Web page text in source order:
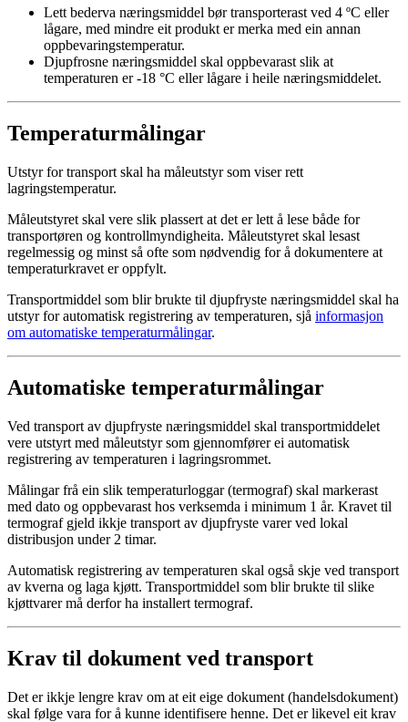
Lett bederva næringsmiddel bør transporterast ved 4 ºC eller
lågare, med mindre eit produkt er merka med ein annan
oppbevaringstemperatur.
Djupfrosne næringsmiddel skal oppbevarast slik at
temperaturen er -18 °C eller lågare i heile næringsmiddelet.
Temperaturmålingar
Utstyr for transport skal ha måleutstyr som viser rett
lagringstemperatur.
Måleutstyret skal vere slik plassert at det er lett å lese både for
transportøren og kontrollmyndigheita. Måleutstyret skal lesast
regelmessig og minst så ofte som nødvendig for å dokumentere at
temperaturkravet er oppfylt.
Transportmiddel som blir brukte til djupfryste næringsmiddel skal ha
utstyr for automatisk registrering av temperaturen, sjå informasjon
om automatiske temperaturmålingar.
Automatiske temperaturmålingar
Ved transport av djupfryste næringsmiddel skal transportmiddelet
vere utstyrt med måleutstyr som gjennomfører ei automatisk
registrering av temperaturen i lagringsrommet.
Målingar frå ein slik temperaturloggar (termograf) skal markerast
med dato og oppbevarast hos verksemda i minimum 1 år. Kravet til
termograf gjeld ikkje transport av djupfryste varer ved lokal
distribusjon under 2 timar.
Automatisk registrering av temperaturen skal også skje ved transport
av kverna og laga kjøtt. Transportmiddel som blir brukte til slike
kjøttvarer må derfor ha installert termograf.
Krav til dokument ved transport
Det er ikkje lengre krav om at eit eige dokument (handelsdokument)
skal følge vara for å kunne identifisere henne. Det er likevel eit krav